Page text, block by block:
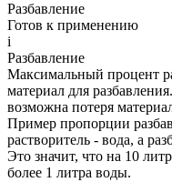
Разбавление
Готов к применению
i
Разбавление
Максимальный процент
материал для
возможна потеря
Пример пропорции
растворитель - вода, а
Это значит, что на 10
более 1 литра воды.